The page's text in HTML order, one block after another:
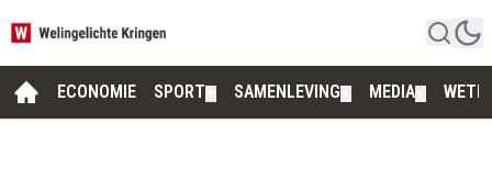
ECONOMIE SPORT SAMENLEVING MEDIA